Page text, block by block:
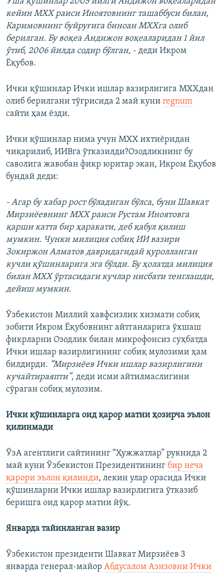
кейин МХХ раиси Иноятовнинг ташаббуси билан,
Каримовнинг буйруғига биноан МХХга олиб
берилган. Бу воқеа Андижон воқеаларидан 1 йил
ўтиб, 2006 йилда содир бўлган, - деди Икром
Ёқубов.
Ички қўшинлар Ички ишлар вазирлигига МХХдан
олиб берилгани тўғрисида 2 май куни regnum
сайти ҳам ёзди.
Ички қўшинлар нима учун МХХ ихтиёридан
чиқарилиб, ИИВга ўтказилди?Озодликнинг бу
саволига жавобан фикр юритар экан, Икром Ёқубов
бундай деди:
- Агар бу хабар рост бўладиган бўлса, буни Шавкат
Мирзиёевнинг МХХ раиси Рустам Иноятовга
қарши катта бир ҳаракати, деб қабул қилиш
мумкин. Чунки милиция собиқ ИИ вазири
Зокиржон Алматов давридагидай қуролланган
кучли қўшинларига эга бўлди. Бу ҳолатда милиция
билан МХХ ўртасидаги кучлар нисбати тенглашди,
дейиш мумкин.
Ўзбекистон Миллий хавфсизлик хизмати собиқ
зобити Икром Ёқубовнинг айтганларига ўхшаш
фикрларни Озодлик билан микрофонсиз суҳбатда
Ички ишлар вазирлигининг собиқ мулозими ҳам
билдирди. “Мирзиёев Ички ишлар вазирлигини
кучайтираяпти”, деди исми айтилмаслигини
сўраган собиқ мулозим.
Ички қўшинларга оид қарор матни ҳозирча эълон
қилинмади
ЎзА агентлиги сайтининг “Ҳужжатлар” рукнида 2
май куни Ўзбекистон Президентининг бир неча
қарори эълон қилинди, лекин улар орасида Ички
қўшинларни Ички ишлар вазирлигига ўтказиб
беришга оид қарор матни йўқ.
Январда тайинланган вазир
Ўзбекистон президенти Шавкат Мирзиёев 3
январда генерал-майор Абдусалом Азизовни Ички